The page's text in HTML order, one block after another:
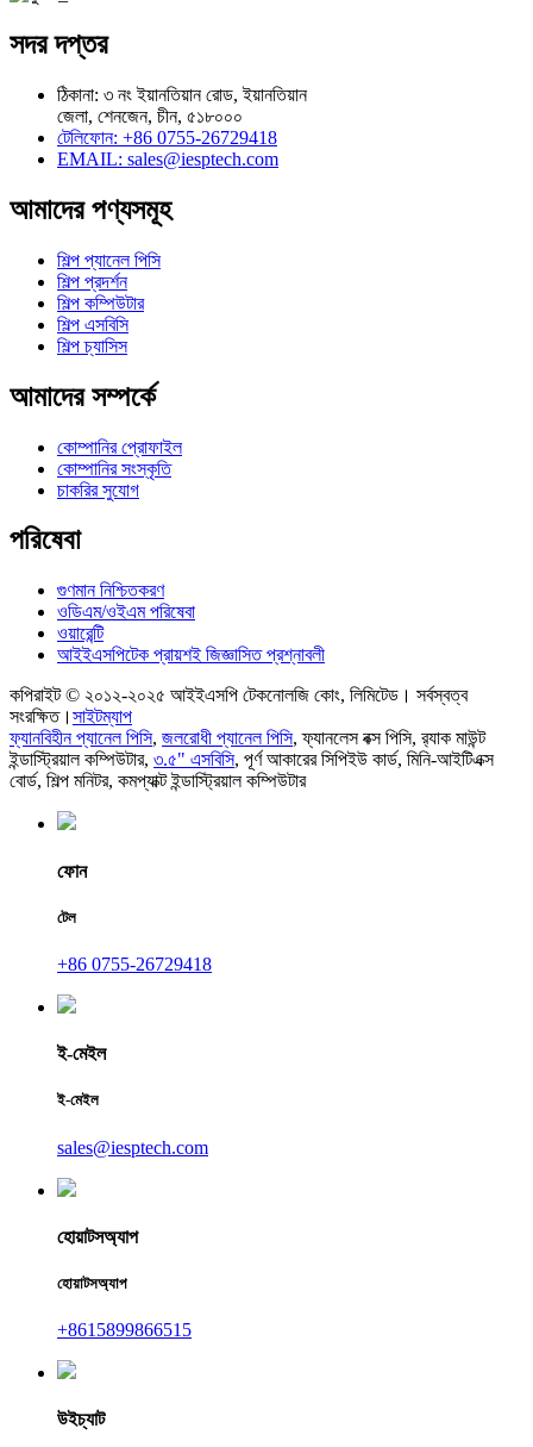
সদর দপ্তর
ঠিকানা: ৩ নং ইয়ানতিয়ান রোড, ইয়ানতিয়ান
জেলা, শেনজেন, চীন, ৫১৮০০০
টেলিফোন: +86 0755-26729418
EMAIL: sales@iesptech.com
আমাদের পণ্যসমূহ
শিল্প প্যানেল পিসি
শিল্প প্রদর্শন
শিল্প কম্পিউটার
শিল্প এসবিসি
শিল্প চ্যাসিস
আমাদের সম্পর্কে
কোম্পানির প্রোফাইল
কোম্পানির সংস্কৃতি
চাকরির সুযোগ
পরিষেবা
গুণমান নিশ্চিতকরণ
ওডিএম/ওইএম পরিষেবা
ওয়ারেন্টি
আইইএসপিটেক প্রায়শই জিজ্ঞাসিত প্রশ্নাবলী
কপিরাইট © ২০১২-২০২৫ আইইএসপি টেকনোলজি কোং, লিমিটেড। সর্বস্বত্ব
সংরক্ষিত। সাইটম্যাপ
ফ্যানবিহীন প্যানেল পিসি, জলরোধী প্যানেল পিসি,ফ্যানলেস বক্স পিসি, র‍্যাক মাউন্ট
ইন্ডাস্ট্রিয়াল কম্পিউটার, ৩.৫" এসবিসি, পূর্ণ আকারের সিপিইউ কার্ড, মিনি-আইটিএক্স
বোর্ড, শিল্প মনিটর, কমপ্যাক্ট ইন্ডাস্ট্রিয়াল কম্পিউটার
ফোন
টেল
+86 0755-26729418
ই-মেইল
ই-মেইল
sales@iesptech.com
হোয়াটসঅ্যাপ
হোয়াটসঅ্যাপ
+8615899866515
উইচ্যাট